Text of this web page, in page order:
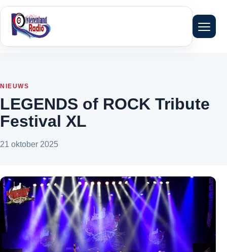
Menu
NIEUWS
LEGENDS of ROCK Tribute
Festival XL
21 oktober 2025